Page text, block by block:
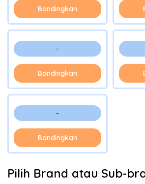
Bandingkan
-
Bandingkan
-
Bandingkan
Pilih Brand atau Sub-